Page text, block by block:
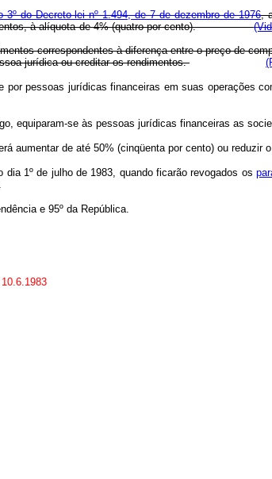
3º do Decreto-lei nº 1.494, de 7 de dezembro de 1976,
à alíquota de 4% (quatro por cento).
correspondentes à diferença entre o preço de
jurídica ou creditar os rendimentos.
por pessoas jurídicas financeiras em suas operações
equiparam-se às pessoas jurídicas financeiras as
aumentar de até 50% (cinqüenta por cento) ou reduzir
dia 1º de julho de 1983, quando ficarão revogados os
e 95º da República.